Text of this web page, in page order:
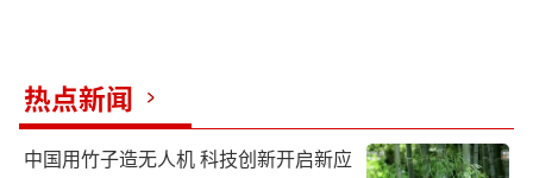
热点新闻
中国用竹子造无人机 科技创新开启新应